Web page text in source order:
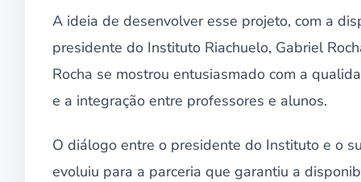
A ideia de desenvolver esse projeto, com a
presidente do Instituto Riachuelo, Gabriel
Rocha se mostrou entusiasmado com a
e a integração entre professores e alunos.
O diálogo entre o presidente do Instituto e o
evoluiu para a parceria que garantiu a